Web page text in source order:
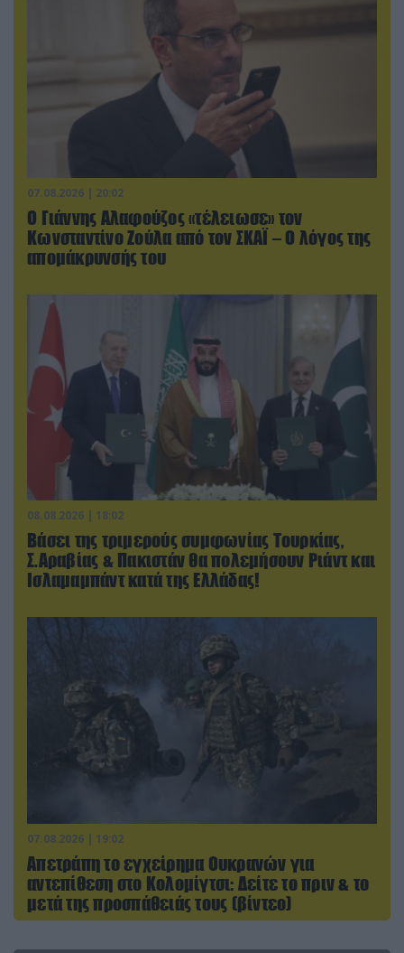
07.08.2026 | 20:02
Ο Γιάννης Αλαφούζος «τέλειωσε» τον
Κωνσταντίνο Ζούλα από τον ΣΚΑΪ – Ο λόγος της
απομάκρυνσής του
08.08.2026 | 18:02
Βάσει της τριμερούς συμφωνίας Τουρκίας,
Σ.Αραβίας & Πακιστάν θα πολεμήσουν Ριάντ και
Ισλαμαμπάντ κατά της Ελλάδας!
07.08.2026 | 19:02
Απετράπη το εγχείρημα Ουκρανών για
αντεπίθεση στο Κολομίγτσι: Δείτε το πριν & το
μετά της προσπάθειάς τους (βίντεο)